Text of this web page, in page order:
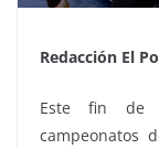
Redacción El
Este fin de
campeonatos